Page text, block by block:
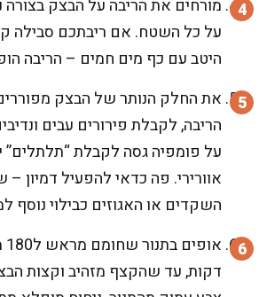
מורחים את הריבה על הבצק בצורה
על כל השטח. אם ריבתכם סבילה
היטב עם כף מים חמים – הריבה
את החלק הנותר של הבצק
הריבה, לקבלת פירורים עבים
על פומפיה גסה לקבלת “תלתלים”
אוורירי. פה כדאי להפעיל דמיון
השקדים או האגוזים כבילוי נוסף
דקות, עד שהקצף מזהיב וקצות